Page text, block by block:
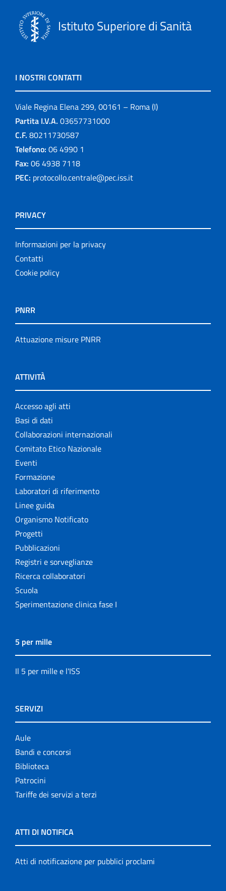
Istituto Superiore di Sanità
I NOSTRI CONTATTI
Viale Regina Elena 299, 00161 – Roma (I)
Partita I.V.A. 03657731000
C.F. 80211730587
Telefono: 06 4990 1
Fax: 06 4938 7118
PEC: protocollo.centrale@pec.iss.it
PRIVACY
Informazioni per la privacy
Contatti
Cookie policy
PNRR
Attuazione misure PNRR
ATTIVITÀ
Accesso agli atti
Basi di dati
Collaborazioni internazionali
Comitato Etico Nazionale
Eventi
Formazione
Laboratori di riferimento
Linee guida
Organismo Notificato
Progetti
Pubblicazioni
Registri e sorveglianze
Ricerca collaboratori
Scuola
Sperimentazione clinica fase I
5 per mille
Il 5 per mille e l'ISS
SERVIZI
Aule
Bandi e concorsi
Biblioteca
Patrocini
Tariffe dei servizi a terzi
ATTI DI NOTIFICA
Atti di notificazione per pubblici proclami